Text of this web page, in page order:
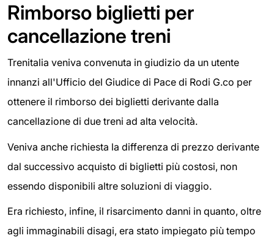
Rimborso biglietti per
cancellazione treni
Trenitalia veniva convenuta in giudizio da un utente
innanzi all'Ufficio del Giudice di Pace di Rodi G.co per
ottenere il rimborso dei biglietti derivante dalla
cancellazione di due treni ad alta velocità.
Veniva anche richiesta la differenza di prezzo derivante
dal successivo acquisto di biglietti più costosi, non
essendo disponibili altre soluzioni di viaggio.
Era richiesto, infine, il risarcimento danni in quanto, oltre
agli immaginabili disagi, era stato impiegato più tempo